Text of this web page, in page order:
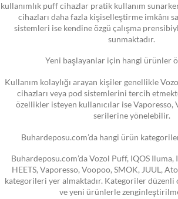
kullanımlık puff cihazlar pratik kullanım
cihazları daha fazla kişiselleştirme imkânı
sistemleri ise kendine özgü çalışma
sunmaktadır.
Yeni başlayanlar için hangi ürünler
Kullanım kolaylığı arayan kişiler genellikle
cihazları veya pod sistemlerini tercih
özellikler isteyen kullanıcılar ise Vaporesso,
serilerine yönelebilir.
Buhardeposu.com’da hangi ürün
Buhardeposu.com’da Vozol Puff, IQOS Iluma,
HEETS, Vaporesso, Voopoo, SMOK, JUUL,
kategorileri yer almaktadır. Kategoriler düzenli
ve yeni ürünlerle